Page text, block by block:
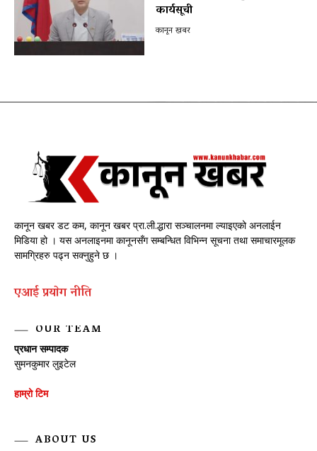
कार्यसूची
कानून खबर
कानून खबर डट कम, कानून खबर प्रा.ली.द्धारा सञ्चालनमा ल्याइएको अनलाईन
मिडिया हो । यस अनलाइनमा कानूनसँग सम्बन्धित विभिन्न सूचना तथा समाचारमूलक
सामग्रिहरु पढ्न सक्नुहुने छ ।
एआई प्रयाेग नीति
OUR TEAM
प्रधान सम्पादक
सुमनकुमार लुइटेल
हाम्रो टिम
ABOUT US